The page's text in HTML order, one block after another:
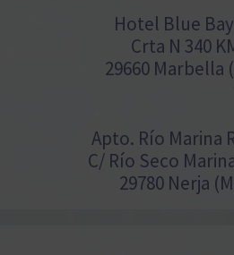
Hotel Blue
Crta N 340
29660 Marbella
Apto. Río Marina
C/ Río Seco
29780 Nerja